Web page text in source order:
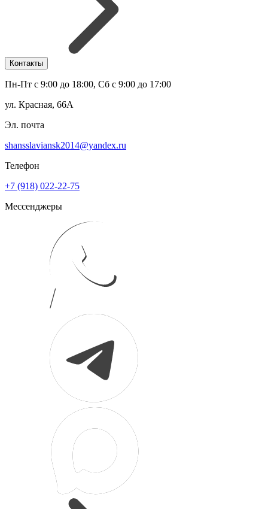
Контакты
Пн-Пт с 9:00 до 18:00, Сб с 9:00 до 17:00
ул. Красная, 66А
Эл. почта
shansslaviansk2014@yandex.ru
Телефон
+7 (918) 022-22-75
Мессенджеры